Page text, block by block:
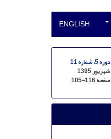
ENGLISH
دوره 5، شماره 11
شهریور 1395
صفحه105-116